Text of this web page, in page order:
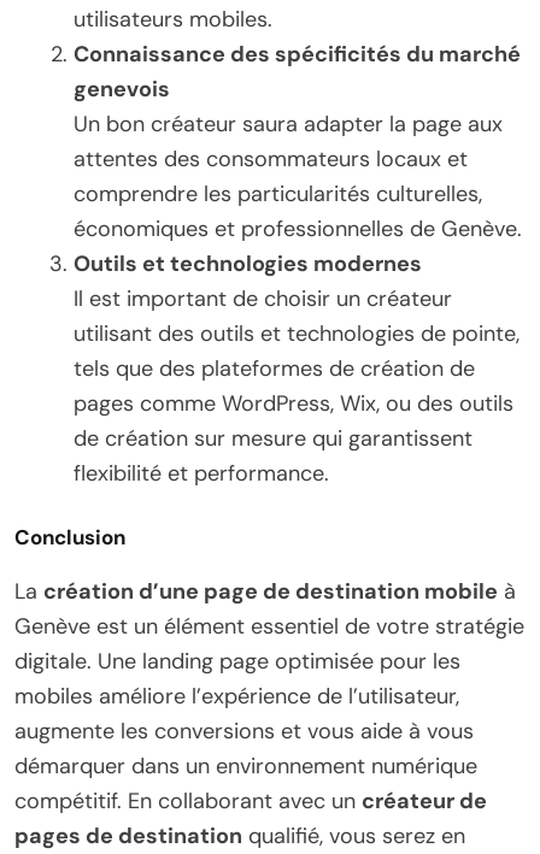
utilisateurs mobiles.
Connaissance des spécificités du marché
genevois
Un bon créateur saura adapter la page aux
attentes des consommateurs locaux et
comprendre les particularités culturelles,
économiques et professionnelles de Genève.
Outils et technologies modernes
Il est important de choisir un créateur
utilisant des outils et technologies de pointe,
tels que des plateformes de création de
pages comme WordPress, Wix, ou des outils
de création sur mesure qui garantissent
flexibilité et performance.
Conclusion
La création d’une page de destination mobile à
Genève est un élément essentiel de votre stratégie
digitale. Une landing page optimisée pour les
mobiles améliore l’expérience de l’utilisateur,
augmente les conversions et vous aide à vous
démarquer dans un environnement numérique
compétitif. En collaborant avec un créateur de
pages de destination qualifié, vous serez en